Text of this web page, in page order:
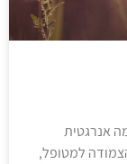
אנרגטית
למטופל,